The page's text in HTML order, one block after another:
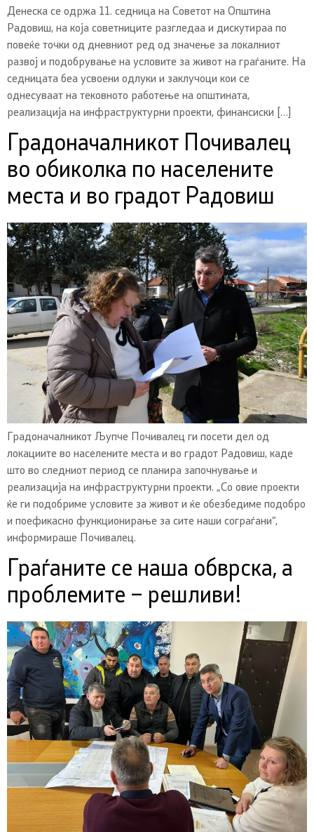
Денеска се одржа 11. седница на Советот на Општина
Радовиш, на која советниците разгледаа и дискутираа по
повеќе точки од дневниот ред од значење за локалниот
развој и подобрување на условите за живот на граѓаните. На
седницата беа усвоени одлуки и заклучоци кои се
однесуваат на тековното работење на општината,
реализација на инфраструктурни проекти, финансиски […]
Градоначалникот Почивалец
во обиколка по населените
места и во градот Радовиш
Градоначалникот Љупче Почивалец ги посети дел од
локациите во населените места и во градот Радовиш, каде
што во следниот период се планира започнување и
реализација на инфраструктурни проекти. „Со овие проекти
ќе ги подобриме условите за живот и ќе обезбедиме подобро
и поефикасно функционирање за сите наши сограѓани“,
информираше Почивалец.
Граѓаните се наша обврска, а
проблемите – решливи!